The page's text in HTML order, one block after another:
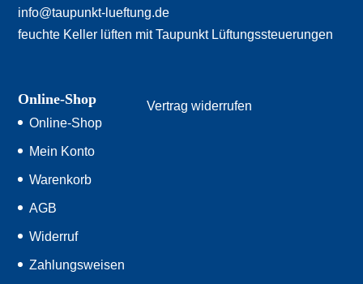
info@taupunkt-lueftung.de
feuchte Keller lüften mit Taupunkt Lüftungssteuerungen
Online-Shop
Online-Shop
Mein Konto
Warenkorb
AGB
Widerruf
Zahlungsweisen
Vertrag widerrufen